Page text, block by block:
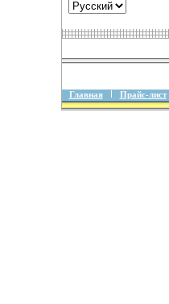
Главная Прайс-лист